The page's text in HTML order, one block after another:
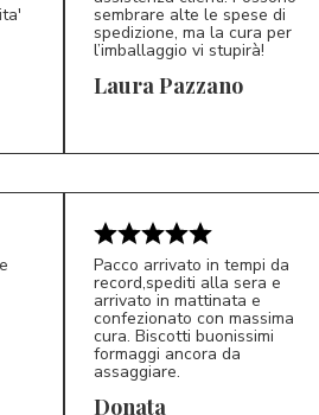
LP 5/5
sembrare alte le spese di
spedizione, ma la cura per
l’imballaggio vi stupirà!
Laura Pazzano
D*
Pacco arrivato in tempi da
record,spediti alla sera e
arrivato in mattinata e
confezionato con massima
cura. Biscotti buonissimi
formaggi ancora da
assaggiare.
Donata